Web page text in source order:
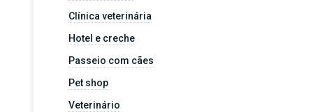
Clínica veterinária
Hotel e creche
Passeio com cães
Pet shop
Veterinário